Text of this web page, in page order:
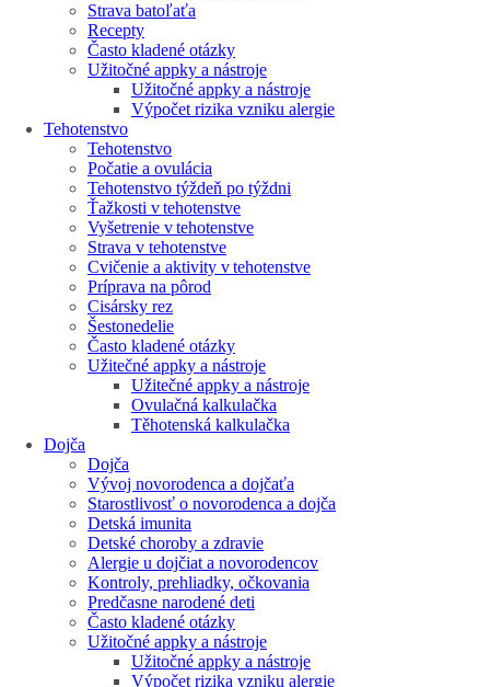
Strava batoľaťa
Recepty
Často kladené otázky
Užitočné appky a nástroje
Užitočné appky a nástroje
Výpočet rizika vzniku alergie
Tehotenstvo
Tehotenstvo
Počatie a ovulácia
Tehotenstvo týždeň po týždni
Ťažkosti v tehotenstve
Vyšetrenie v tehotenstve
Strava v tehotenstve
Cvičenie a aktivity v tehotenstve
Príprava na pôrod
Cisársky rez
Šestonedelie
Často kladené otázky
Užitečné appky a nástroje
Užitečné appky a nástroje
Ovulačná kalkulačka
Těhotenská kalkulačka
Dojča
Dojča
Vývoj novorodenca a dojčaťa
Starostlivosť o novorodenca a dojča
Detská imunita
Detské choroby a zdravie
Alergie u dojčiat a novorodencov
Kontroly, prehliadky, očkovania
Predčasne narodené deti
Často kladené otázky
Užitočné appky a nástroje
Užitočné appky a nástroje
Výpočet rizika vzniku alergie